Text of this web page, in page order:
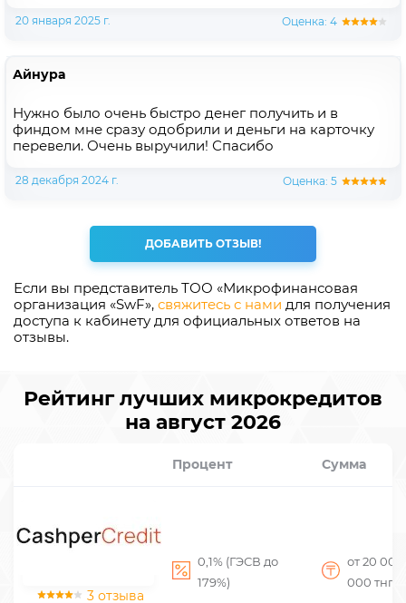
20 января 2025 г. Оценка: 4
Айнура
Нужно было очень быстро денег получить и в
финдом мне сразу одобрили и деньги на карточку
перевели. Очень выручили! Спасибо
28 декабря 2024 г. Оценка: 5
ДОБАВИТЬ ОТЗЫВ!
Если вы представитель ТОО «Микрофинансовая
организация «SwF», свяжитесь с нами для получения
доступа к кабинету для официальных ответов на
отзывы.
Рейтинг лучших микрокредитов
на август 2026
Процент Сумма
3 отзыва
0,1% (ГЭСВ до
179%)
от 20 000
000 тнг